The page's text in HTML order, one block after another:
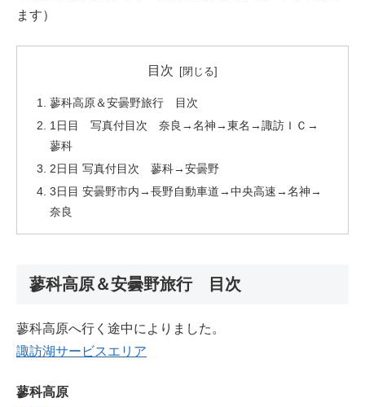
ます）
目次
蓼科高原＆安曇野旅行 目次
1日目 写真付目次 奈良→名神→東名→諏訪ＩＣ→
蓼科
2日目 写真付目次 蓼科→安曇野
3日目 安曇野市内→長野自動車道→中央高速→名神→
奈良
蓼科高原＆安曇野旅行 目次
蓼科高原へ行く途中によりました。
諏訪湖サービスエリア
蓼科高原